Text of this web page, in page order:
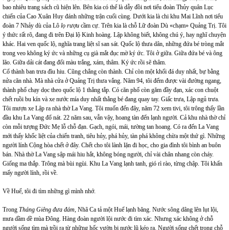
bao nhiêu trang sách cũ hiện lên. Bên kia có thể là dẫy đồi nơi tiểu đoàn Thủy quân Lục
chiến của Cao Xuân Huy đánh những trận cuối cùng. Dưới kia là chi khu Mai Lĩnh nơi tiểu
đoàn 7 Nhảy dù của Lô lọ rượu cầm cự. Trên kia là chỗ Lữ đoàn Dù «chạm» Quảng Trị. Tôi
ý thức rất rõ, đang đi trên Đại lộ Kinh hoàng. Lập không biết, không chú ý, hay nghĩ chuyện
khác. Hai ven quốc lộ, nghĩa trang liệt sĩ san sát. Quốc lộ thưa dân, những đứa bé tròng mắt
trong veo không ký ức và những cụ già mắt đục mờ ký ức. Tôi ở giữa. Giữa đứa bé và ông
lão. Giữa dải cát đang đổi màu trắng, xám, thâm. Ký ức rồi sẽ thâm.
Cổ thành ban trưa đìu hiu. Cũng chẳng còn thành. Chỉ còn một khối đá duy nhất, bự bằng
nửa căn nhà. Mà nhà cửa ở Quảng Trị thưa vắng. Năm 94, tôi đếm được vài đường ngang,
thành phố chạy dọc theo quốc lộ 1 thẳng tắp. Có căn phố còn găm đầy đạn, xác con chuột
chết ruồi bu kín và xe nước mía duy nhất thằng bé đang quay tay. Giấc trưa, Lập ngủ trưa.
Tôi mượn xe Lập ra nhà thờ La Vang. Tôi muốn đến đây, năm 72 xem tivi, tôi trông thấy lần
đầu khu La Vang đổ nát. 22 năm sau, vẫn vậy, hoang tàn đến lạnh người. Cả khu nhà thờ chỉ
còn mỗi tượng Đức Mẹ lỗ chỗ đạn. Gạch, ngói, mái, tường tan hoang. Có ra đến La Vang
mới thấy khốc liệt của chiến tranh, tiêu hủy, phá hủy, tàn phá không chừa một thứ gì. Những
người lính Cộng hòa chết ở đây. Chết cho tôi lành lặn đi học, cho gia đình tôi bình an buôn
bán. Nhà thờ La Vang sập mái hiu hắt, không bóng người, chỉ vài chân nhang còn cháy.
Giống ma thắp. Trông mà bùi ngùi. Khu La Vang lạnh tanh, gió rì rào, từng chập. Tôi khấn
mấy người lính, rồi về.
Về Huế, tôi đi tìm những gì mình nhớ.
Trong Tháng Giêng đưa đám, Nhã Ca tả một Huế lạnh băng. Nước sông dâng lên lụt lội,
mưa dầm dề mùa Đông. Hàng đoàn người lội nước đi tìm xác. Nhưng xác không ở chỗ
người sống tìm mà trồi ra từ những hốc vườn bị nước lũ kéo ra. Người sống chết trong chỗ